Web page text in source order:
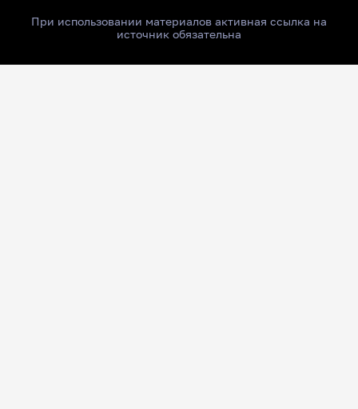
При использовании материалов активная ссылка на
источник обязательна